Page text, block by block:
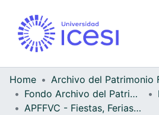
Home
Fondo Archivo del Patrimonio Fotográfico y Fílmico del Valle del Cauca
APFFVC - Fiestas, Ferias y Carnavales - Patrimonial